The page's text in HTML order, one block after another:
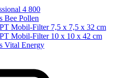
4 800
Bee Pollen
Mobil-Filter 7,5 x 7,5 x 32 cm
Mobil-Filter 10 x 10 x 42 cm
Vital Energy